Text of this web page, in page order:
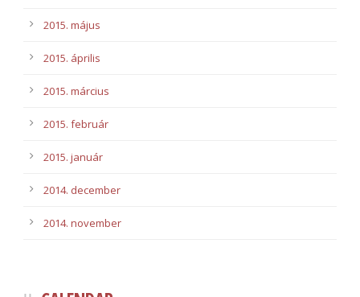
2015. május
2015. április
2015. március
2015. február
2015. január
2014. december
2014. november